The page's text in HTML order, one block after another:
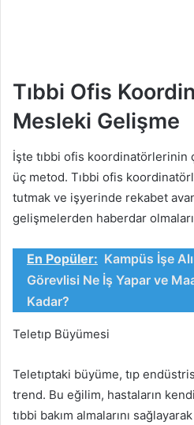
Tıbbi Ofis
Mesleki Gelişme
İşte tıbbi ofis koordinatörlerinin
üç metod. Tıbbi ofis
tutmak ve işyerinde rekabet
gelişmelerden haberdar
En Popüler: Kampüs İşe
Görevlisi Ne İş Yapar ve
Kadar?
Teletıp Büyümesi
Teletıptaki büyüme, tıp
trend. Bu eğilim, hastaların
tıbbi bakım almalarını